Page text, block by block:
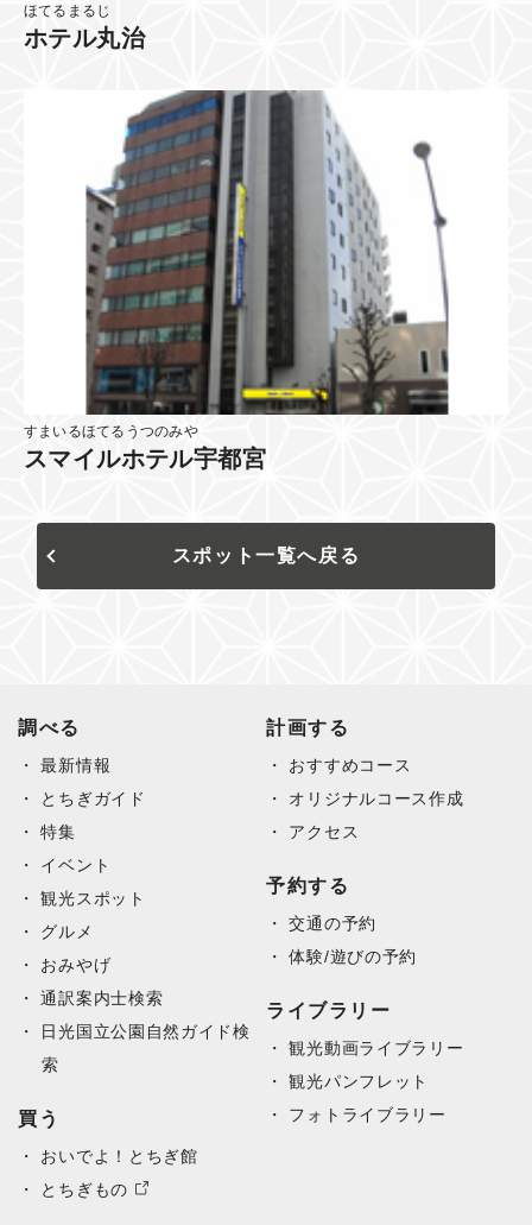
ほてるまるじ
ホテル丸治
すまいるほてるうつのみや
スマイルホテル宇都宮
スポット一覧へ戻る
調べる
最新情報
とちぎガイド
特集
イベント
観光スポット
グルメ
おみやげ
通訳案内士検索
日光国立公園自然ガイド検
索
買う
おいでよ！とちぎ館
とちぎもの
計画する
おすすめコース
オリジナルコース作成
アクセス
予約する
交通の予約
体験/遊びの予約
ライブラリー
観光動画ライブラリー
観光パンフレット
フォトライブラリー